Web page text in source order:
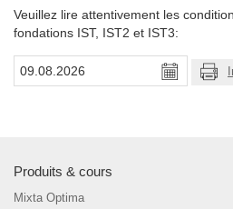
Veuillez lire attentivement les
fondations IST, IST2 et IST3:
Produits & cours
Mixta Optima